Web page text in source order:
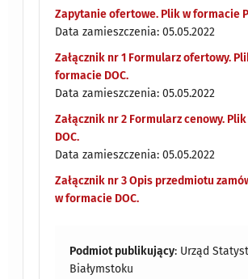
Zapytanie ofertowe. Plik w formacie
Data zamieszczenia: 05.05.2022
Załącznik nr 1 Formularz ofertowy.
formacie DOC.
Data zamieszczenia: 05.05.2022
Załącznik nr 2 Formularz cenowy.
DOC.
Data zamieszczenia: 05.05.2022
Załącznik nr 3 Opis przedmiotu
w formacie DOC.
Podmiot publikujący: Urząd
Białymstoku